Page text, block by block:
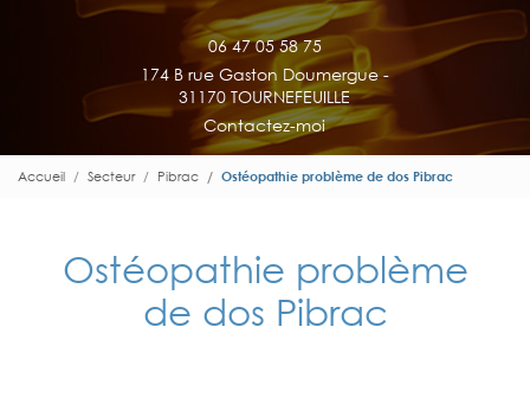
06 47 05 58 75
174 B rue Gaston Doumergue -
31170 TOURNEFEUILLE
Contactez-moi
Accueil Secteur Pibrac Ostéopathie problème de dos Pibrac
Ostéopathie problème
de dos Pibrac